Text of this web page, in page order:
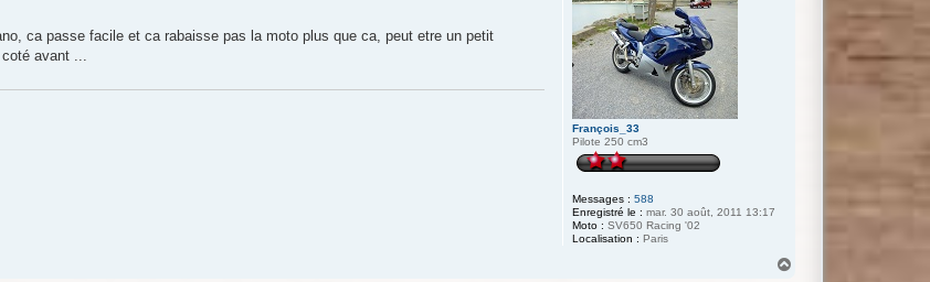
François_33
Pilote 250 cm3
Messages : 588
Enregistré le : mar. 30 août, 2011 13:17
Moto : SV650 Racing '02
Localisation : Paris
ca passe facile et ca rabaisse pas la moto plus que ca, peut etre un petit
avant ...